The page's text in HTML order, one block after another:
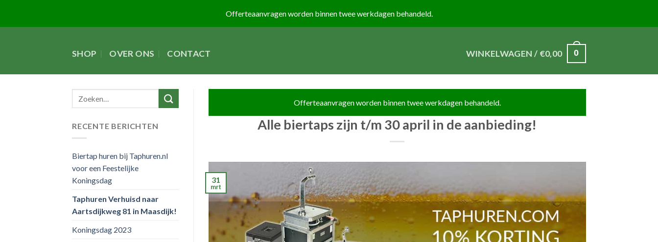
content
SHOP OVER ONS CONTACT WINKELWAGEN / €0,00 0
RECENTE BERICHTEN
Biertap huren bij Taphuren.nl
voor een Feestelijke
Koningsdag
Taphuren Verhuisd naar
Aartsdijkweg 81 in Maasdijk!
Koningsdag 2023
Alle biertaps zijn t/m 30 april in de aanbieding!
31
mrt